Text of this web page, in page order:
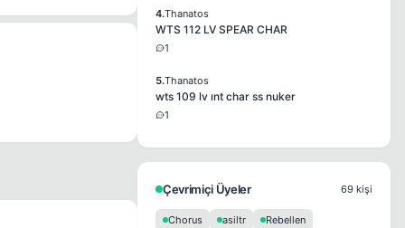
4.Thanatos
WTS 112 LV SPEAR CHAR
1
5.Thanatos
wts 109 lv ınt char ss nuker
1
Çevrimiçi Üyeler 69 kişi
Chorus asiltr Rebellen